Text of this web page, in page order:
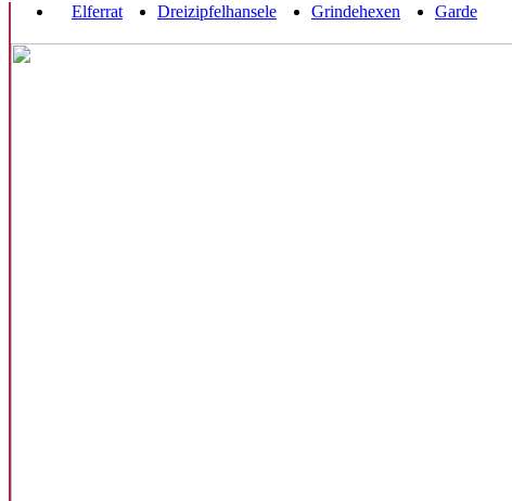
Elferrat
Dreizipfelhansele Grindehexen Garde